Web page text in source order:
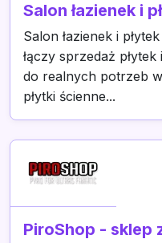
Salon łazienek i
Salon łazienek i
łączy sprzedaż
do realnych potrzeb
płytki ścienne...
PiroShop - sklep